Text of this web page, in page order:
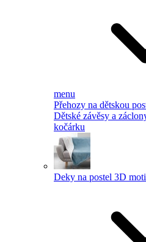
menu
Přehozy na dětskou
Dětské závěsy a
kočárku
Deky na postel 3D